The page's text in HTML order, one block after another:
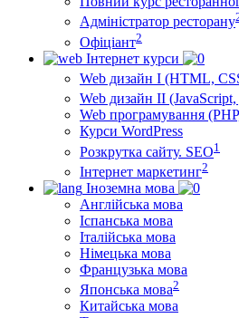
Адміністратор ресторану
Офіціант2
Інтернет курси
Web дизайн I (HTML,
Web дизайн II
Web програмування
Курси WordPress
Розкрутка сайту. SEO1
Інтернет маркетинг2
Іноземна мова
Англійська мова
Іспанська мова
Італійська мова
Німецька мова
Французька мова
Японська мова2
Китайська мова